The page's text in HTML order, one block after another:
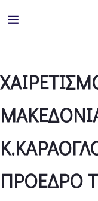
ΠΡΟΕΔΡΟ